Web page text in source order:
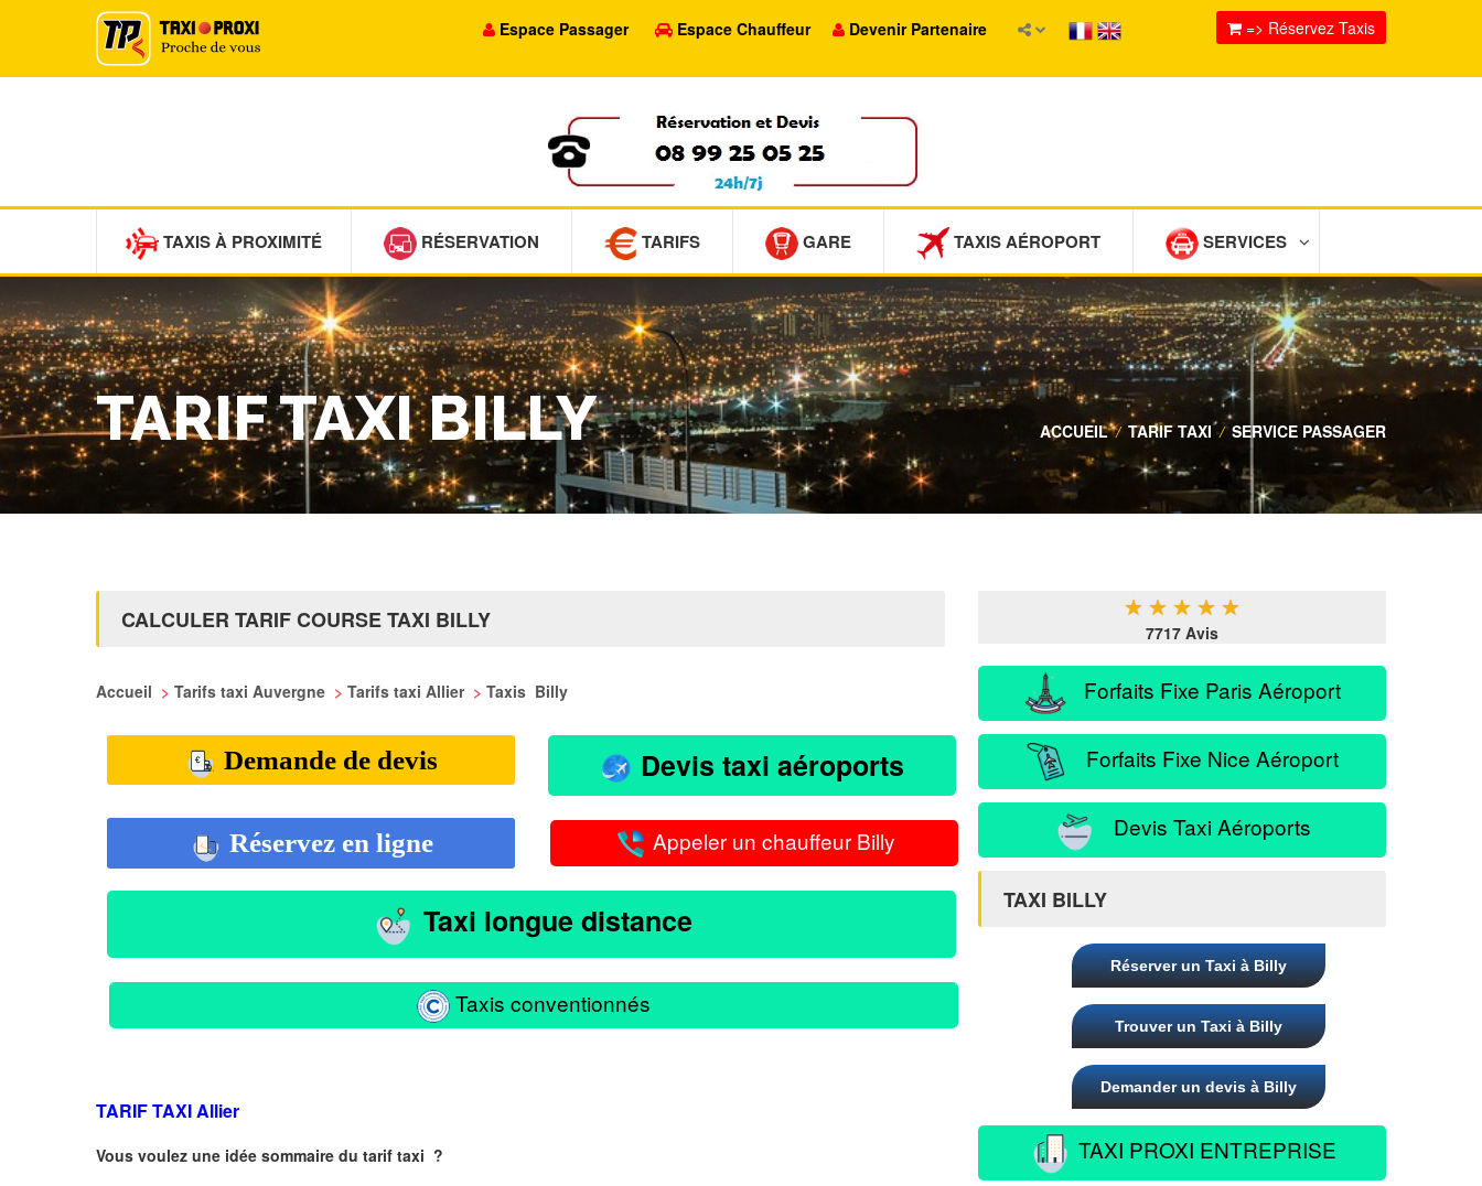
Espace Passager Espace Chauffeur Devenir Partenaire => Réservez Taxis
TAXIS À PROXIMITÉ RÉSERVATION TARIFS GARE TAXIS AÉROPORT SERVICES
TARIF TAXI BILLY ACCUEIL / TARIF TAXI / SERVICE PASSAGER
CALCULER TARIF COURSE TAXI BILLY
Accueil > Tarifs taxi Auvergne > Tarifs taxi Allier > Taxis Billy
Demande de devis Devis taxi aéroports
Réservez en ligne Appeler un chauffeur Billy
Taxi longue distance
Taxis conventionnés
TARIF TAXI Allier
Vous voulez une idée sommaire du tarif taxi ?
★ ★ ★ ★ ★
7717 Avis
Forfaits Fixe Paris Aéroport
Forfaits Fixe Nice Aéroport
Devis Taxi Aéroports
TAXI BILLY
Réserver un Taxi à Billy
Trouver un Taxi à Billy
Demander un devis à Billy
TAXI PROXI ENTREPRISE